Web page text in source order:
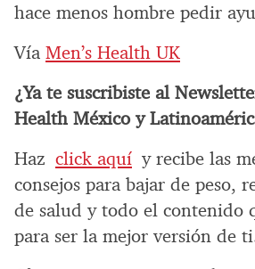
hace menos hombre pedir
Vía Men’s Health UK
¿Ya te suscribiste al
Health México y
Haz click aquí y recibe las
consejos para bajar de peso,
de salud y todo el contenido
para ser la mejor versión de